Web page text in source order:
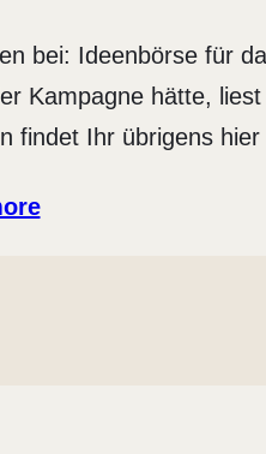
bei: Ideenbörse für
Kampagne hätte,
findet Ihr übrigens